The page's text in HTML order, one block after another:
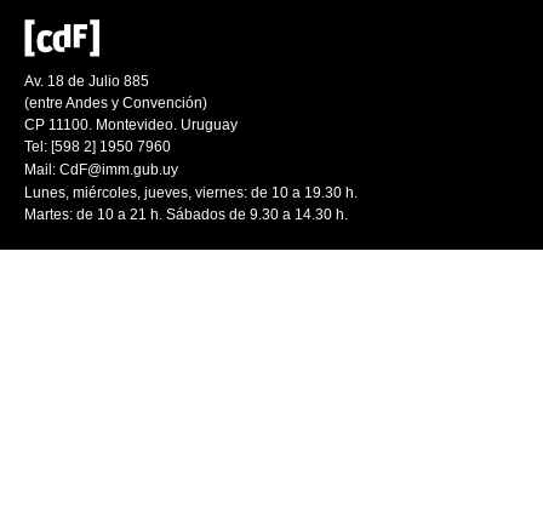
Av. 18 de Julio 885
(entre Andes y Convención)
CP 11100. Montevideo. Uruguay
Tel: [598 2] 1950 7960
Mail: CdF@imm.gub.uy
Lunes, miércoles, jueves, viernes: de 10 a 19.30 h.
Martes: de 10 a 21 h. Sábados de 9.30 a 14.30 h.